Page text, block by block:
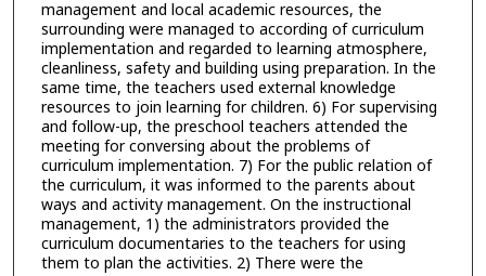
management and local academic resources, the
surrounding were managed to according of curriculum
implementation and regarded to learning atmosphere,
cleanliness, safety and building using preparation. In the
same time, the teachers used external knowledge
resources to join learning for children. 6) For supervising
and follow-up, the preschool teachers attended the
meeting for conversing about the problems of
curriculum implementation. 7) For the public relation of
the curriculum, it was informed to the parents about
ways and activity management. On the instructional
management, 1) the administrators provided the
curriculum documentaries to the teachers for using
them to plan the activities. 2) There were the